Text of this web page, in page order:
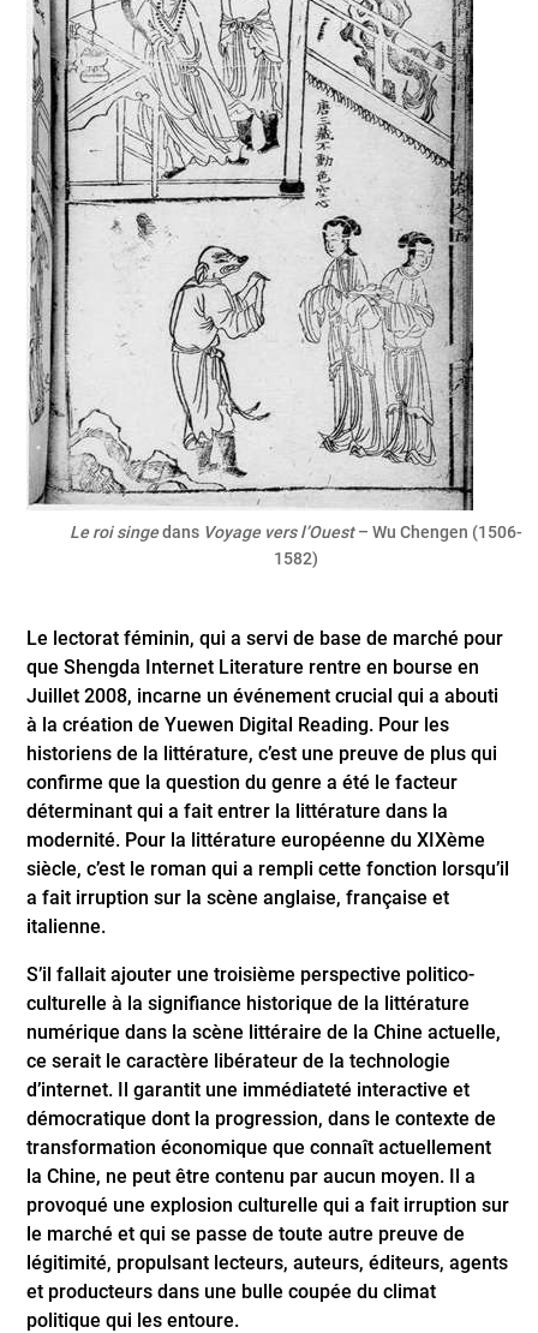
Le roi singedans Voyage vers l’Ouest– Wu Chengen (1506-
1582)
Le lectorat féminin, qui a servi de base de marché pour
que Shengda Internet Literature rentre en bourse en
Juillet 2008, incarne un événement crucial qui a abouti
à la création de Yuewen Digital Reading. Pour les
historiens de la littérature, c’est une preuve de plus qui
confirme que la question du genre a été le facteur
déterminant qui a fait entrer la littérature dans la
modernité. Pour la littérature européenne du XIXème
siècle, c’est le roman qui a rempli cette fonction lorsqu’il
a fait irruption sur la scène anglaise, française et
italienne.
S’il fallait ajouter une troisième perspective politico-
culturelle à la signifiance historique de la littérature
numérique dans la scène littéraire de la Chine actuelle,
ce serait le caractère libérateur de la technologie
d’internet. Il garantit une immédiateté interactive et
démocratique dont la progression, dans le contexte de
transformation économique que connaît actuellement
la Chine, ne peut être contenu par aucun moyen. Il a
provoqué une explosion culturelle qui a fait irruption sur
le marché et qui se passe de toute autre preuve de
légitimité, propulsant lecteurs, auteurs, éditeurs, agents
et producteurs dans une bulle coupée du climat
politique qui les entoure.